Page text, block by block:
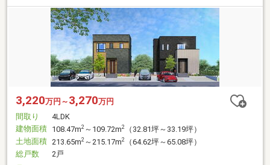
3,220万円～ 3,270万円
間取り
4LDK
建物面積 108.47m2 ～109.72m2
（32.81坪～33.19坪）
土地面積 213.65m2 ～215.17m2
（64.62坪～65.08坪）
総戸数
2戸